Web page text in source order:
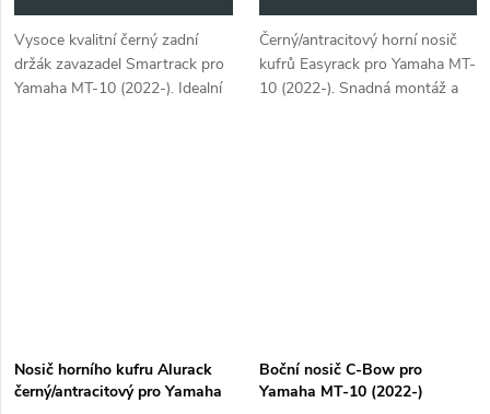
Vysoce kvalitní černý zadní
držák zavazadel Smartrack pro
Yamaha MT-10 (2022-). Idealní
Černý/antracitový horní nosič
kufrů Easyrack pro Yamaha MT-
10 (2022-). Snadná montáž a
Nosič horního kufru Alurack
černý/antracitový pro Yamaha
Boční nosič C-Bow pro
Yamaha MT-10 (2022-)